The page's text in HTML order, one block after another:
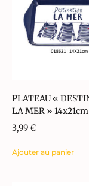
PLATEAU «
LA MER » 14x21cm
3,99€
Ajouter au panier